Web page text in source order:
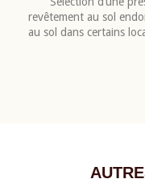
revêtement au sol
au sol dans certains